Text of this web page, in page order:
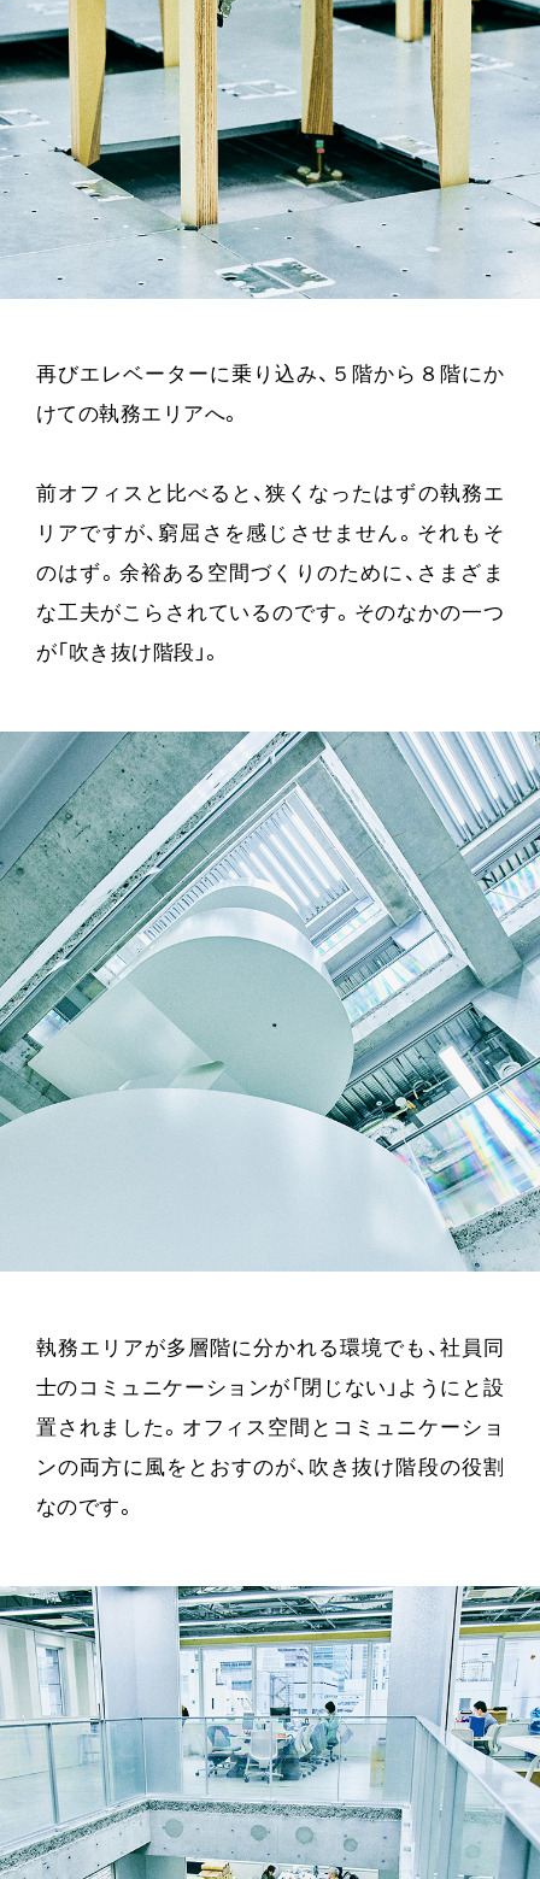
再びエレベーターに乗り込み、５階から８階にか
けての執務エリアへ。
前オフィスと比べると、狭くなったはずの執務エ
リアですが、窮屈さを感じさせません。それもそ
のはず。余裕ある空間づくりのために、さまざま
な工夫がこらされているのです。そのなかの一つ
が「吹き抜け階段」。
執務エリアが多層階に分かれる環境でも、社員同
士のコミュニケーションが「閉じない」ようにと設
置されました。オフィス空間とコミュニケーショ
ンの両方に風をとおすのが、吹き抜け階段の役割
なのです。